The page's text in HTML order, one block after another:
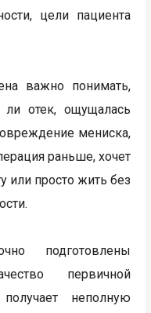
цели пациента
важно понимать,
отек, ощущалась
мениска,
раньше, хочет
или просто жить без
подготовлены
первичной
неполную